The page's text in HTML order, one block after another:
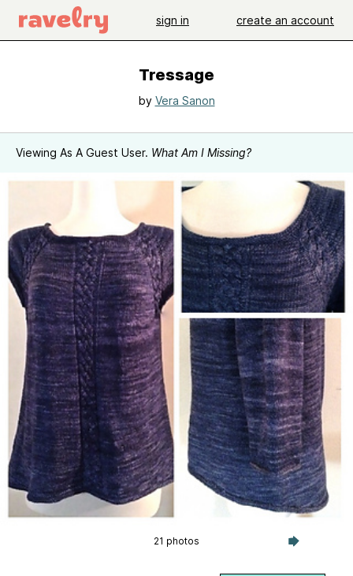
sign in create an account
Tressage
by Vera Sanon
Viewing As A Guest User. What Am I Missing?
21 photos